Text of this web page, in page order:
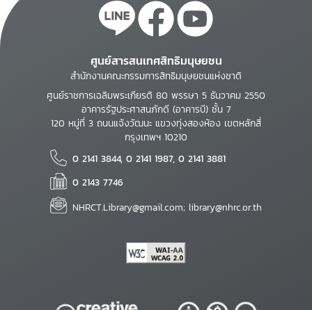
ศูนย์สารสนเทศสิทธิมนุษยชน
สำนักงานคณะกรรมการสิทธิมนุษยชนแห่งชาติ
ศูนย์ราชการเฉลิมพระเกียรติ 80 พรรษา 5 ธันวาคม 2550
อาคารรัฐประศาสนภักดี (อาคารบี) ชั้น 7
120 หมู่ที่ 3 ถนนแจ้งวัฒนะ แขวงทุ่งสองห้อง เขตหลักสี่
กรุงเทพฯ 10210
0 2141 3844, 0 2141 1987, 0 2141 3881
0 2143 7746
NHRCT.Library@gmail.com; library@nhrc.or.th